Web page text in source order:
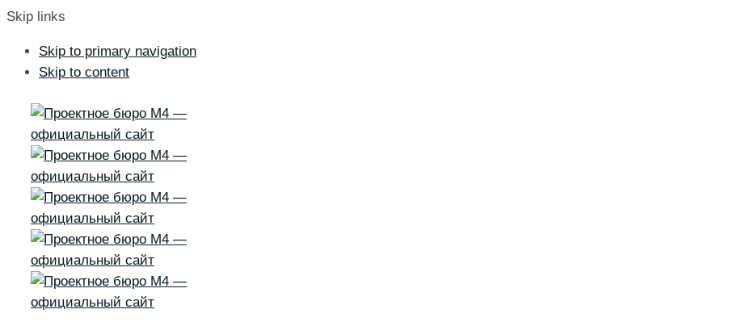
Skip links
Skip to primary navigation
Skip to content